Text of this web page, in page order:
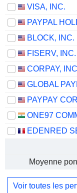
VISA, INC.
PAYPAL
BLOCK, INC.
FISERV, INC.
CORPAY,
GLOBAL
PAYPAY
EDENRED
Moyenne
Voir toutes les